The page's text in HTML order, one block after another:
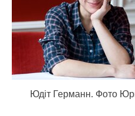
Юдіт Германн. Фото